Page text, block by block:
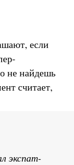
если
не найдешь
считает,
экспат-